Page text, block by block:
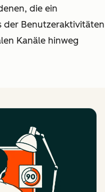
die ein
der Benutzeraktivitäten
Kanäle hinweg